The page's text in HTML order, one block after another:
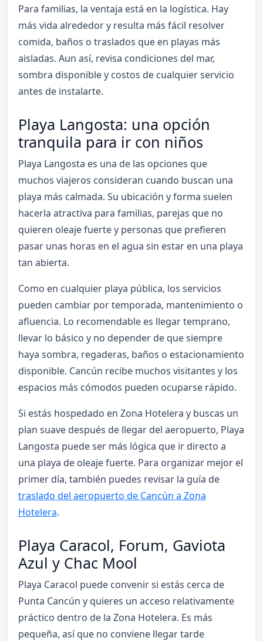
Para familias, la ventaja está en la logística. Hay
más vida alrededor y resulta más fácil resolver
comida, baños o traslados que en playas más
aisladas. Aun así, revisa condiciones del mar,
sombra disponible y costos de cualquier servicio
antes de instalarte.
Playa Langosta: una opción
tranquila para ir con niños
Playa Langosta es una de las opciones que
muchos viajeros consideran cuando buscan una
playa más calmada. Su ubicación y forma suelen
hacerla atractiva para familias, parejas que no
quieren oleaje fuerte y personas que prefieren
pasar unas horas en el agua sin estar en una playa
tan abierta.
Como en cualquier playa pública, los servicios
pueden cambiar por temporada, mantenimiento o
afluencia. Lo recomendable es llegar temprano,
llevar lo básico y no depender de que siempre
haya sombra, regaderas, baños o estacionamiento
disponible. Cancún recibe muchos visitantes y los
espacios más cómodos pueden ocuparse rápido.
Si estás hospedado en Zona Hotelera y buscas un
plan suave después de llegar del aeropuerto, Playa
Langosta puede ser más lógica que ir directo a
una playa de oleaje fuerte. Para organizar mejor el
primer día, también puedes revisar la guía de
traslado del aeropuerto de Cancún a Zona
Hotelera.
Playa Caracol, Forum, Gaviota
Azul y Chac Mool
Playa Caracol puede convenir si estás cerca de
Punta Cancún y quieres un acceso relativamente
práctico dentro de la Zona Hotelera. Es más
pequeña, así que no conviene llegar tarde